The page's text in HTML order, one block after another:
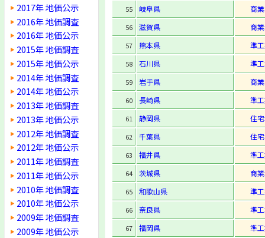
2017年 地価公示
2016年 地価調査
2016年 地価公示
2015年 地価調査
2015年 地価公示
2014年 地価調査
2014年 地価公示
2013年 地価調査
2013年 地価公示
2012年 地価調査
2012年 地価公示
2011年 地価調査
2011年 地価公示
2010年 地価調査
2010年 地価公示
2009年 地価調査
2009年 地価公示
55 岐阜県 商
56 滋賀県 商
57 熊本県 準
58 石川県 準
59 岩手県 商
60 長崎県 準
61 静岡県 住
62 千葉県 住
63 福井県 準
64 茨城県 商
65 和歌山県 準
66 奈良県 準
67 福岡県 準